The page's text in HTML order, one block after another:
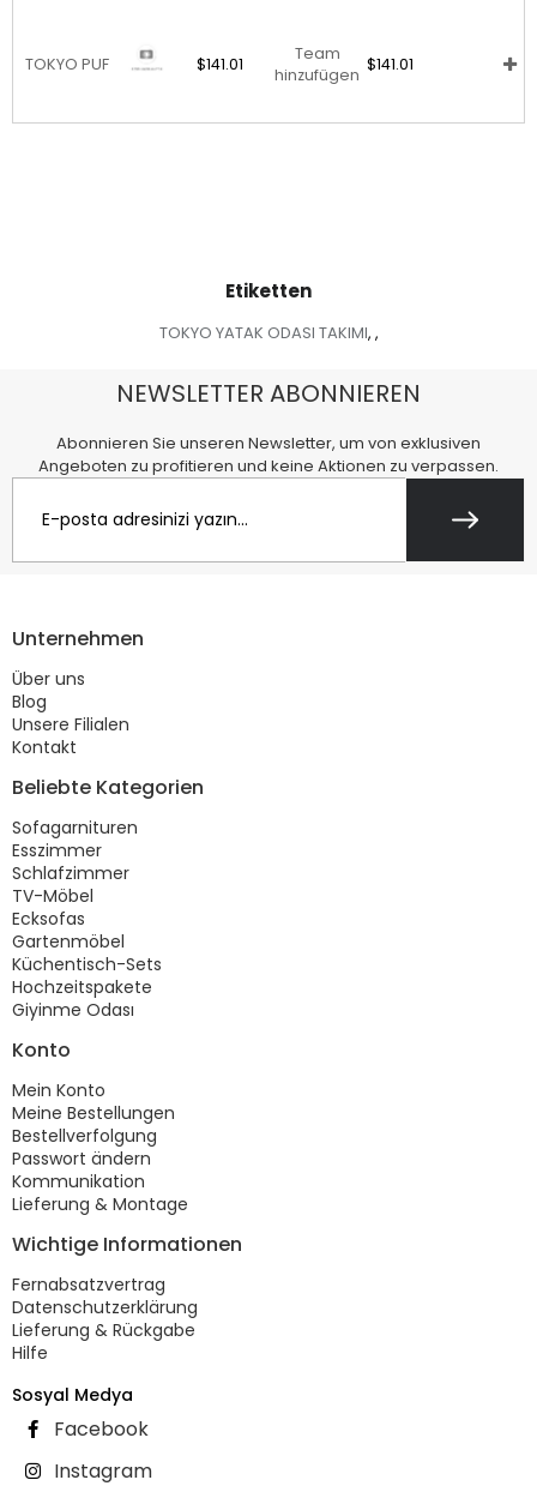
TOKYO PUF $141.01
Team
hinzufügen
$141.01
Etiketten
TOKYO YATAK ODASI TAKIMI, ,
NEWSLETTER ABONNIEREN
Abonnieren Sie unseren Newsletter, um von exklusiven
Angeboten zu profitieren und keine Aktionen zu verpassen.
Unternehmen
Über uns
Blog
Unsere Filialen
Kontakt
Beliebte Kategorien
Sofagarnituren
Esszimmer
Schlafzimmer
TV-Möbel
Ecksofas
Gartenmöbel
Küchentisch-Sets
Hochzeitspakete
Giyinme Odası
Konto
Mein Konto
Meine Bestellungen
Bestellverfolgung
Passwort ändern
Kommunikation
Lieferung & Montage
Wichtige Informationen
Fernabsatzvertrag
Datenschutzerklärung
Lieferung & Rückgabe
Hilfe
Sosyal Medya
Facebook
Instagram